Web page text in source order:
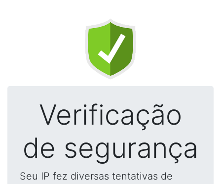
Verificação
de segurança
Seu IP fez diversas tentativas de